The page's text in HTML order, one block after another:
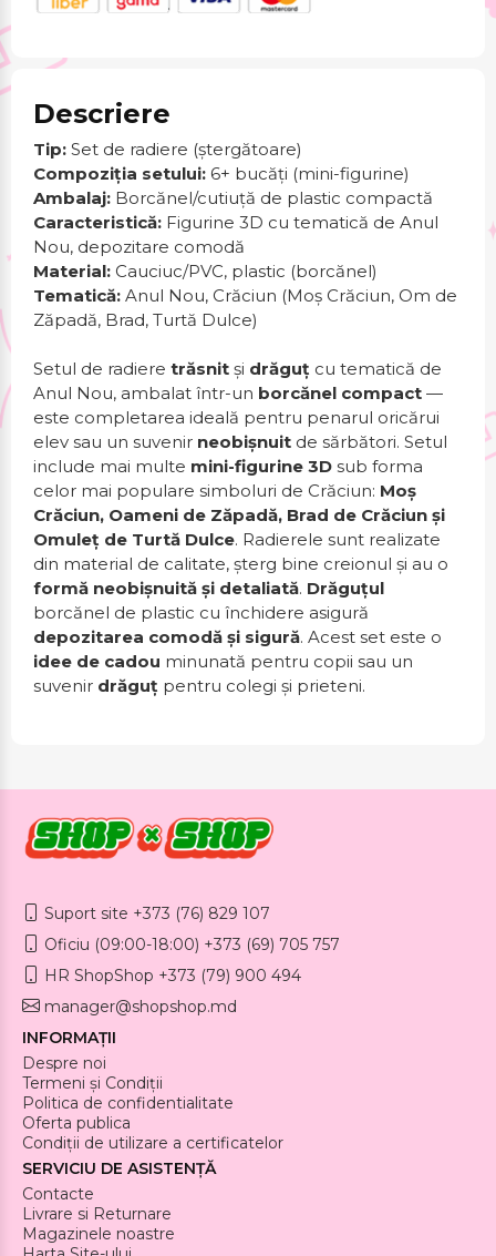
Descriere
Tip: Set de radiere (ștergătoare)
Compoziția setului: 6+ bucăți (mini-figurine)
Ambalaj: Borcănel/cutiuță de plastic compactă
Caracteristică: Figurine 3D cu tematică de Anul
Nou, depozitare comodă
Material: Cauciuc/PVC, plastic (borcănel)
Tematică: Anul Nou, Crăciun (Moș Crăciun, Om de
Zăpadă, Brad, Turtă Dulce)
Setul de radiere trăsnit și drăguț cu tematică de
Anul Nou, ambalat într-un borcănel compact —
este completarea ideală pentru penarul oricărui
elev sau un suvenir neobișnuit de sărbători. Setul
include mai multe mini-figurine 3D sub forma
celor mai populare simboluri de Crăciun: Moș
Crăciun, Oameni de Zăpadă, Brad de Crăciun și
Omuleț de Turtă Dulce. Radierele sunt realizate
din material de calitate, șterg bine creionul și au o
formă neobișnuită și detaliată. Drăguțul
borcănel de plastic cu închidere asigură
depozitarea comodă și sigură. Acest set este o
idee de cadou minunată pentru copii sau un
suvenir drăguț pentru colegi și prieteni.
Suport site +373 (76) 829 107
Oficiu (09:00-18:00) +373 (69) 705 757
HR ShopShop +373 (79) 900 494
manager@shopshop.md
INFORMAȚII
Despre noi
Termeni și Condiții
Politica de confidentialitate
Oferta publica
Condiții de utilizare a certificatelor
SERVICIU DE ASISTENȚĂ
Contacte
Livrare si Returnare
Magazinele noastre